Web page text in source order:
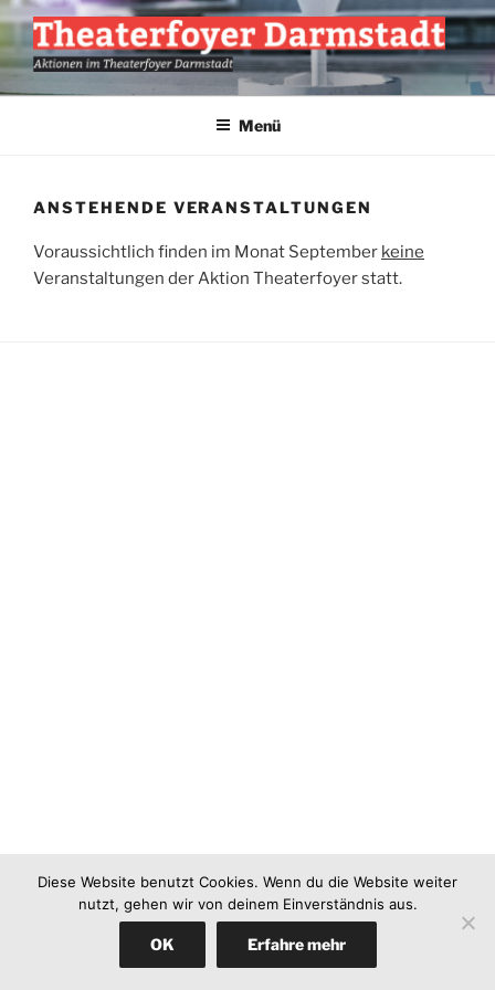
Zum
Inhalt
springen
AKTION THEATERFOYER E.V.
Veranstaltungen im Theaterfoyer Darmstadt
Menü
ANSTEHENDE VERANSTALTUNGEN
Voraussichtlich finden im Monat September keine
Veranstaltungen der Aktion Theaterfoyer statt.
Diese Website benutzt Cookies. Wenn du die Website weiter
nutzt, gehen wir von deinem Einverständnis aus.
OK Erfahre mehr